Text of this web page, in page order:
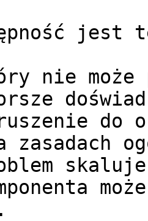
jest
nie może
do
zasadach